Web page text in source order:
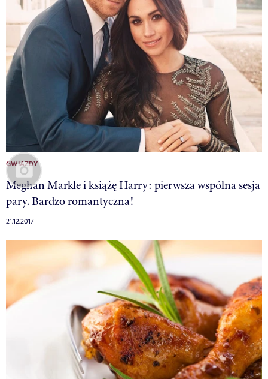
GWIAZDY
Meghan Markle i książę Harry: pierwsza wspólna sesja
pary. Bardzo romantyczna!
21.12.2017